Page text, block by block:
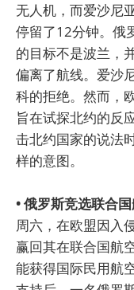
无人机，而爱沙尼
停留了12分钟。俄
的目标不是波兰，
偏离了航线。爱沙
科的拒绝。然而，
旨在试探北约的反
击北约国家的说法
样的意图。
• 俄罗斯竞选联合
周六，在欧盟因入
赢回其在联合国航
能获得国际民用航